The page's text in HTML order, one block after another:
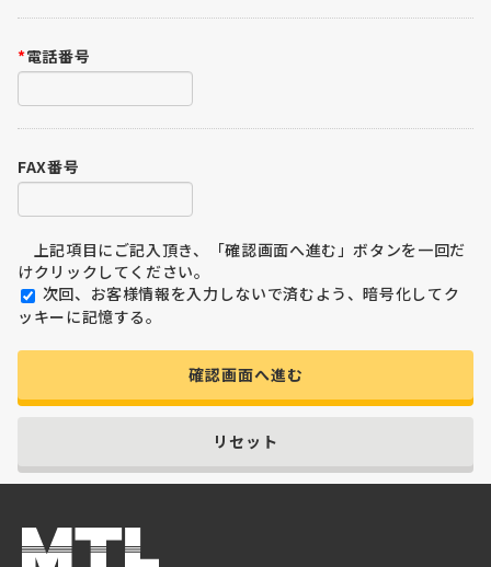
*電話番号
FAX番号
上記項目にご記入頂き、「確認画面へ進む」ボタンを一回だ
けクリックしてください。
ッキーに記憶する。
確認画面へ進む
リセット